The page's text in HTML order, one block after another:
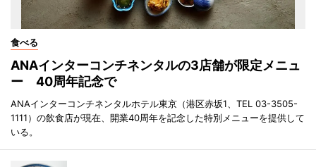
食べる
ANAインターコンチネンタルの3店舗が限定メニュ
ー 40周年記念で
ANAインターコンチネンタルホテル東京（港区赤坂1、TEL 03-3505-
1111）の飲食店が現在、開業40周年を記念した特別メニューを提供して
いる。